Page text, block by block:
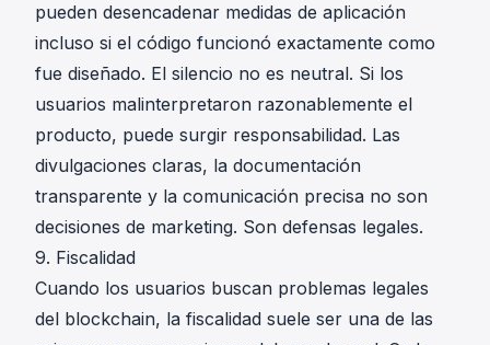
pueden desencadenar medidas de aplicación
incluso si el código funcionó exactamente como
fue diseñado. El silencio no es neutral. Si los
usuarios malinterpretaron razonablemente el
producto, puede surgir responsabilidad. Las
divulgaciones claras, la documentación
transparente y la comunicación precisa no son
decisiones de marketing. Son defensas legales.
9. Fiscalidad
Cuando los usuarios buscan problemas legales
del blockchain, la fiscalidad suele ser una de las